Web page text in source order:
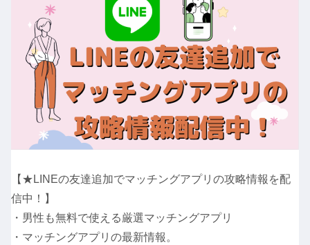
【★LINEの友達追加でマッチングアプリの攻略情報を配
信中！】
・男性も無料で使える厳選マッチングアプリ
・マッチングアプリの最新情報。